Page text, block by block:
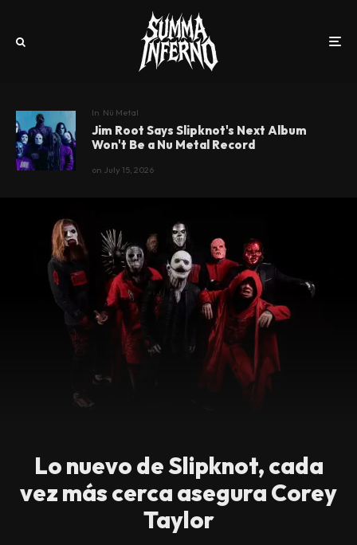
In Nü Metal
Jim Root Says Slipknot's Next Album
Won't Be a Nu Metal Record
on July 15, 2026
Lo nuevo de Slipknot, cada
vez más cerca asegura Corey
Taylor